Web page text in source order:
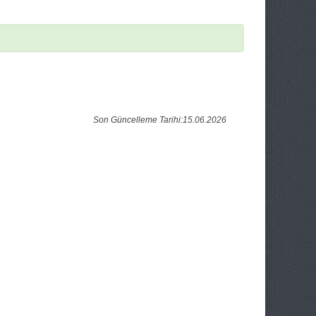
Son Güncelleme Tarihi:15.06.2026